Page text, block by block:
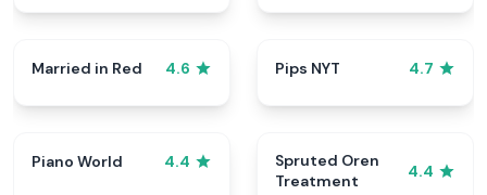
Married in Red 4.6 Pips NYT 4.7
Piano World 4.4
Spruted Oren
Treatment
4.4